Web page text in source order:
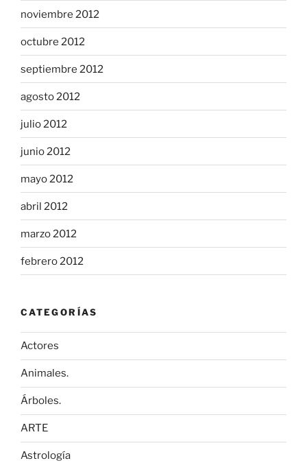
noviembre 2012
octubre 2012
septiembre 2012
agosto 2012
julio 2012
junio 2012
mayo 2012
abril 2012
marzo 2012
febrero 2012
CATEGORÍAS
Actores
Animales.
Árboles.
ARTE
Astrología